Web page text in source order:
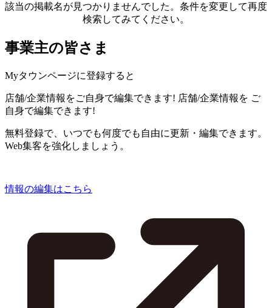
該当の掲載名が見つかりませんでした。条件を変更して再度
検索してみてください。
事業主の皆さま
Myタウンページに登録すると
店舗/企業情報をご自身で編集できます! 店舗/企業情報を ご
自身で編集できます!
無料登録で、いつでも何度でも自由に更新・編集できます。
Web集客を強化しましょう。
情報の編集はこちら